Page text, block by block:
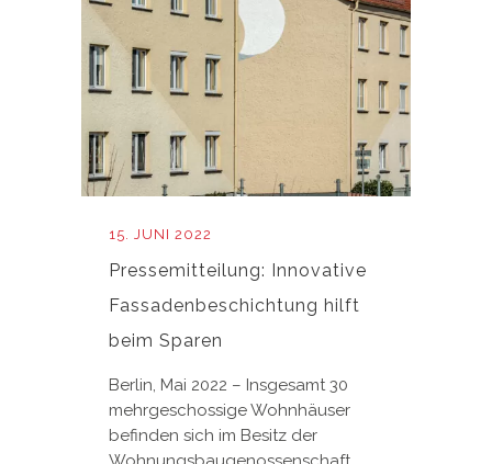
15. JUNI 2022
Pressemitteilung: Innovative
Fassadenbeschichtung hilft
beim Sparen
Berlin, Mai 2022 – Insgesamt 30
mehrgeschossige Wohnhäuser
befinden sich im Besitz der